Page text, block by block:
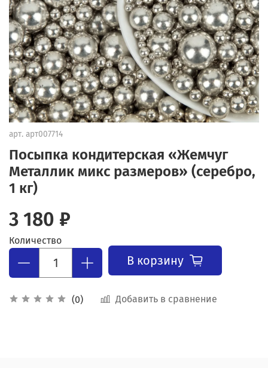
арт. арт007714
Посыпка кондитерская «Жемчуг
Металлик микс размеров» (серебро,
1 кг)
(0) Добавить в сравнение
3 180 ₽
Количество
В корзину